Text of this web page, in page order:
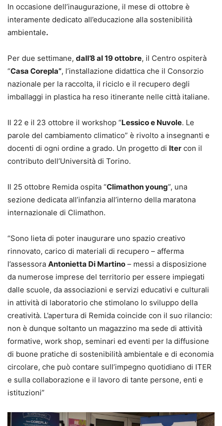
In occasione dell’inaugurazione, il mese di ottobre è
interamente dedicato all’educazione alla sostenibilità
ambientale.
Per due settimane, dall’8 al 19 ottobre, il Centro ospiterà
“Casa Corepla”, l’installazione didattica che il Consorzio
nazionale per la raccolta, il riciclo e il recupero degli
imballaggi in plastica ha reso itinerante nelle città italiane.
Il 22 e il 23 ottobre il workshop “Lessico e Nuvole. Le
parole del cambiamento climatico” è rivolto a insegnanti e
docenti di ogni ordine a grado. Un progetto di Iter con il
contributo dell’Università di Torino.
Il 25 ottobre Remida ospita “Climathon young”, una
sezione dedicata all’infanzia all’interno della maratona
internazionale di Climathon.
“Sono lieta di poter inaugurare uno spazio creativo
rinnovato, carico di materiali di recupero – afferma
l’assessora Antonietta Di Martino – messi a disposizione
da numerose imprese del territorio per essere impiegati
dalle scuole, da associazioni e servizi educativi e culturali
in attività di laboratorio che stimolano lo sviluppo della
creatività. L’apertura di Remida coincide con il suo rilancio:
non è dunque soltanto un magazzino ma sede di attività
formative, work shop, seminari ed eventi per la diffusione
di buone pratiche di sostenibilità ambientale e di economia
circolare, che può contare sull’impegno quotidiano di ITER
e sulla collaborazione e il lavoro di tante persone, enti e
istituzioni”